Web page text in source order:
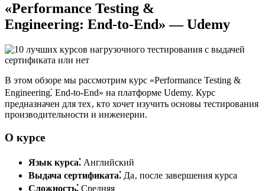
«Performance Testing &
Engineering: End-to-End» — Udemy
В этом обзоре мы рассмотрим курс «Performance Testing &
Engineering⁚ End-to-End» на платформе Udemy. Курс
предназначен для тех‚ кто хочет изучить основы тестирования
производительности и инженерии.
О курсе
Язык курса⁚ Английский
Выдача сертификата⁚ Да‚ после завершения курса
Сложность⁚ Средняя